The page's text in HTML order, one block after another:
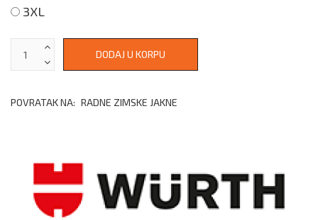
3XL
POVRATAK NA: RADNE ZIMSKE JAKNE